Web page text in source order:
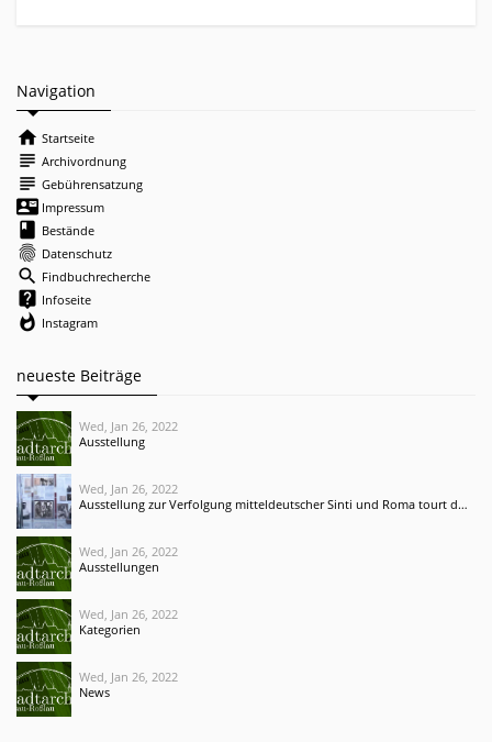
Navigation
home Startseite
subject Archivordnung
subject Gebührensatzung
contact_mail Impressum
book Bestände
fingerprint Datenschutz
search Findbuchrecherche
live_help Infoseite
whatshot Instagram
neueste Beiträge
Wed, Jan 26, 2022
Ausstellung
Wed, Jan 26, 2022
Ausstellung zur Verfolgung mitteldeutscher Sinti und Roma tourt durch Deutschland und Irland
Wed, Jan 26, 2022
Ausstellungen
Wed, Jan 26, 2022
Kategorien
Wed, Jan 26, 2022
News